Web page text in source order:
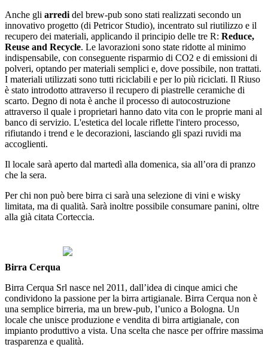
Anche gli arredi del brew-pub sono stati realizzati secondo un
innovativo progetto (di Petricor Studio), incentrato sul riutilizzo e il
recupero dei materiali, applicando il principio delle tre R: Reduce,
Reuse and Recycle. Le lavorazioni sono state ridotte al minimo
indispensabile, con conseguente risparmio di CO2 e di emissioni di
polveri, optando per materiali semplici e, dove possibile, non trattati.
I materiali utilizzati sono tutti riciclabili e per lo più riciclati. Il Riuso
è stato introdotto attraverso il recupero di piastrelle ceramiche di
scarto. Degno di nota è anche il processo di autocostruzione
attraverso il quale i proprietari hanno dato vita con le proprie mani al
banco di servizio. L'estetica del locale riflette l'intero processo,
rifiutando i trend e le decorazioni, lasciando gli spazi ruvidi ma
accoglienti.
Il locale sarà aperto dal martedì alla domenica, sia all’ora di pranzo
che la sera.
Per chi non può bere birra ci sarà una selezione di vini e wisky
limitata, ma di qualità. Sarà inoltre possibile consumare panini, oltre
alla già citata Corteccia.
Birra Cerqua
Birra Cerqua Srl nasce nel 2011, dall’idea di cinque amici che
condividono la passione per la birra artigianale. Birra Cerqua non è
una semplice birreria, ma un brew-pub, l’unico a Bologna. Un
locale che unisce produzione e vendita di birra artigianale, con
impianto produttivo a vista. Una scelta che nasce per offrire massima
trasparenza e qualità.